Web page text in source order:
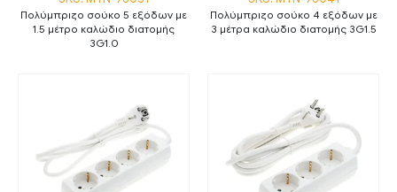
Πολύμπριζο σούκο 5 εξόδων με
1.5 μέτρο καλώδιο διατομής
3G1.0
Πολύμπριζο σούκο 4 εξόδων με
3 μέτρα καλώδιο διατομής 3G1.5